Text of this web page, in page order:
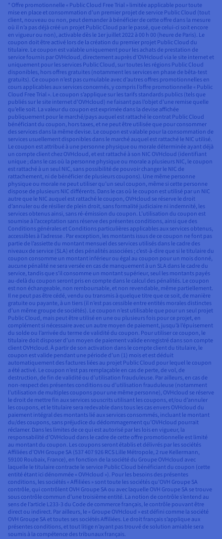
* Offre promotionnelle « Public Cloud Free Trial » limitée applicable pour toute
mise en place et consommation d’un premier projet de service Public Cloud (tout
client, nouveau ou non, peut demander à bénéficier de cette offre dans la mesure
où il n’a pas déjà créé un projet Public Cloud par le passé, que celui-ci soit encore
en vigueur ou non), activable dès le 1er juillet 2022 à 00 h 00 (heure de Paris). Le
coupon doit être activé lors de la création du premier projet Public Cloud du
titulaire. Le coupon est valable uniquement pour les achats de prestation de
service fournis par OVHcloud, directement auprès d’OVHcloud via le site internet et
uniquement pour les services Public Cloud, sur toutes les régions Public Cloud
disponibles, hors offres gratuites (notamment les services en phase de bêta-test
gratuits). Ce coupon n’est pas cumulable avec d’autres offres promotionnelles en
cours applicables aux services concernés, y compris l’offre promotionnelle « Public
Cloud Free Trial ». Le coupon s’applique sur les tarifs standards publics (tels que
publiés sur le site internet d’OVHcloud) ne faisant pas l’objet d’une remise quelle
qu’elle soit. La valeur du coupon est exprimée dans la devise affichée
publiquement pour le marché/pays auquel est rattaché le contrat Public Cloud
bénéficiant du coupon, hors taxes, et ne peut être utilisée que pour consommer
des services dans la même devise. Le coupon est valable pour la consommation de
services usuellement disponibles dans le marché auquel est rattaché le NIC utilisé.
Le coupon est attribué à une personne physique ou morale déterminée ayant déjà
un compte client chez OVHcloud, et est rattaché à son NIC OVHcloud (identifiant
unique ; dans le cas où la personne physique ou morale a plusieurs NIC, le coupon
est rattaché à un seul NIC, sans possibilité de pouvoir changer le NIC de
rattachement, ni de bénéficier de plusieurs coupons). Une même personne
physique ou morale ne peut utiliser qu’un seul coupon, même si cette personne
dispose de plusieurs NIC différents. Dans le cas où le coupon est utilisé par un NIC
autre que le NIC auquel est rattaché le coupon, OVHcloud se réserve le droit
d’annuler ou de résilier de plein droit, sans formalité judiciaire ni indemnité, les
services obtenus ainsi, sans ré-émission du coupon. L’utilisation du coupon est
soumise à l’acceptation sans réserve des présentes conditions, ainsi que des
Conditions générales et Conditions particulières applicables aux services obtenus,
accessibles à l’adresse . Par exception, les montants issus de ce coupon ne font pas
partie de l’assiette du montant mensuel des services utilisés dans le cadre des
niveaux de service (SLA) et des pénalités associées ; c’est-à-dire que si le titulaire du
coupon consomme un montant inférieur ou égal au coupon pour un mois donné,
aucune pénalité ne sera versée en cas de manquement à un SLA dans le cadre du
service, tandis que s’il consomme un montant supérieur, seul les montants payés
au-delà du coupon seront pris en compte dans le calcul des pénalités. Le coupon
est non échangeable, non remboursable, et non revendable, même partiellement.
Il ne peut pas être cédé, vendu ou transmis à quelque titre que ce soit, de manière
gratuite ou payante, à un tiers (il n’est pas cessible entre entités morales distinctes
d’un même groupe de sociétés). Le coupon n’est utilisable que pour un seul projet
Public Cloud, mais peut être utilisé en une ou plusieurs fois pour ce projet, en
complément si nécessaire avec un autre moyen de paiement, jusqu’à l’épuisement
du solde ou l’arrivée du terme de validité du coupon. Pour utiliser ce coupon, le
titulaire doit disposer d’un moyen de paiement valide enregistré dans son compte
client OVHcloud. À partir de son activation dans le compte client du titulaire, le
coupon est valide pendant une période d’un (1) mois et est déduit
automatiquement des factures liées au projet Public Cloud pour lequel le coupon
a été activé. Le coupon n’est pas remplaçable en cas de perte, de vol, de
destruction, de fin de validité ou d’utilisation frauduleuse. Par ailleurs, en cas de
non-respect des présentes conditions ou d’utilisation frauduleuse (notamment
l’utilisation de multiples coupons pour une même personne), OVHcloud se réserve
le droit de mettre fin aux services souscrits utilisant les coupons, et/ou d’annuler
les coupons, et le titulaire sera redevable dans tous les cas envers OVHcloud du
paiement intégral des montants lié aux services consommés, incluant le montant
du/des coupons, sans préjudice du dédommagement qu’OVHcloud pourrait
réclamer. Dans les limites de ce qui est autorisé par les lois en vigueur, la
responsabilité d’OVHcloud dans le cadre de cette offre promotionnelle est limité
au montant du coupon. Les coupons seront établis et délivrés par les sociétés
Affiliées d’OVH Groupe SA (537 407 926 RCS Lille Métropole, 2 rue Kellermann,
59100 Roubaix, France), en fonction de la société du Groupe OVHcloud avec
laquelle le titulaire contracte le service Public Cloud bénéficiant du coupon (cette
entité étant ici dénommée « OVHcloud »). Pour les besoins des présentes
conditions, les sociétés « Affiliées » sont toute les sociétés qu’OVH Groupe SA
contrôle, qui contrôlent OVH Groupe SA ou avec laquelle OVH Groupe SA se trouve
sous contrôle commun d’une troisième entité. La notion de contrôle s’entend au
sens de l’article L233-3 du Code de commerce français, le contrôle pouvant être
direct ou indirect. Par ailleurs, le « Groupe OVHcloud » est défini comme la société
OVH Groupe SA et toutes ses sociétés Affiliées. Le droit français s’applique aux
présentes conditions, et tout litige n’ayant pas trouvé de solution amiable sera
soumis à la compétence des tribunaux français.